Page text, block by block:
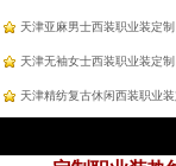
天津亚麻男士西装职业装定制
天津无袖女士西装职业装定制
天津精纺复古休闲西装职业装